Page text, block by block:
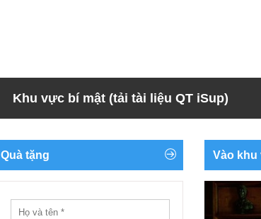
Khu vực bí mật (tải tài liệu QT iSup)
Quà tặng Vào